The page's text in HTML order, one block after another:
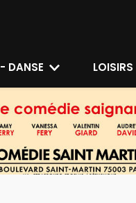
DANSE LOISIRS